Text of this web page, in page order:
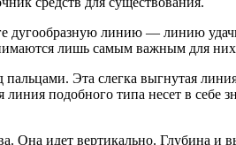
линию — линию
лишь самым важным для
пальцами. Эта слегка выгнутая
подобного типа несет в себе
идет вертикально. Глубина и